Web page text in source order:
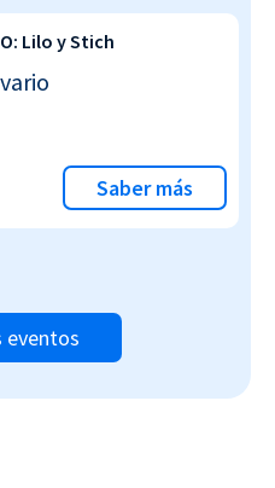
Lilo y Stich
Saber más
eventos